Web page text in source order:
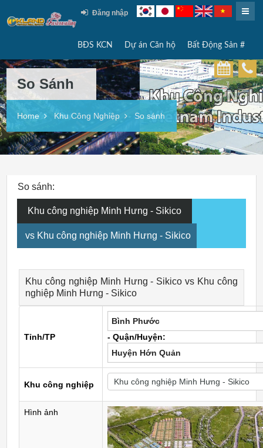
Đăng nhập
BĐS KCN Dự án Căn hộ Bất Động Sản #
So Sánh
Home Khu Công Nghiệp So sánh
So sánh:
Khu công nghiệp Minh Hưng - Sikico
vs Khu công nghiệp Minh Hưng - Sikico
Khu công nghiệp Minh Hưng - Sikico vs Khu công
nghiệp Minh Hưng - Sikico
Tỉnh/TP
Bình Phước
- Quận/Huyện:
Huyện Hớn Quản
Khu công nghiệp
Hình ảnh